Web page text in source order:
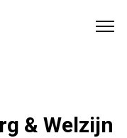
& Welzijn